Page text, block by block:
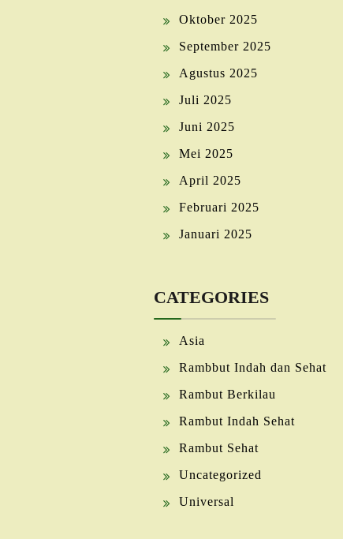
Oktober 2025
September 2025
Agustus 2025
Juli 2025
Juni 2025
Mei 2025
April 2025
Februari 2025
Januari 2025
CATEGORIES
Asia
Rambbut Indah dan Sehat
Rambut Berkilau
Rambut Indah Sehat
Rambut Sehat
Uncategorized
Universal